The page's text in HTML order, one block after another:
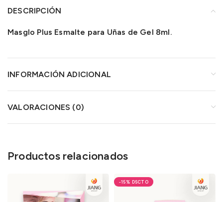
DESCRIPCIÓN
Masglo Plus Esmalte para Uñas de Gel 8ml.
INFORMACIÓN ADICIONAL
VALORACIONES (0)
Productos relacionados
-15%